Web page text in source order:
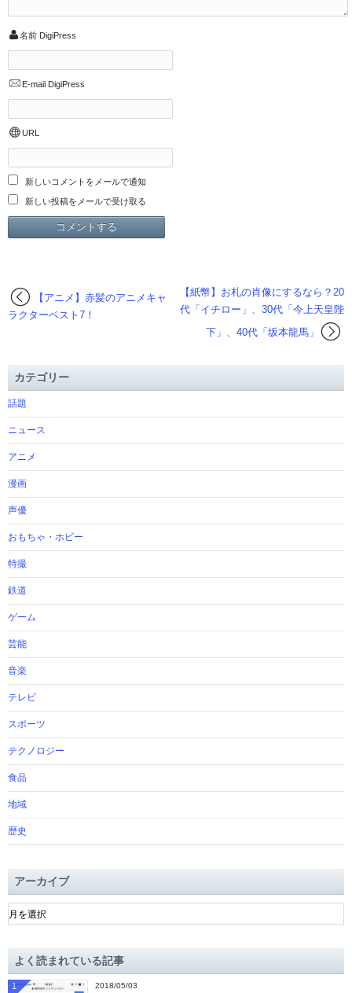
名前 DigiPress
E-mail DigiPress
URL
新しいコメントをメールで通知
新しい投稿をメールで受け取る
【紙幣】お札の肖像にするなら？20
代「イチロー」、30代「今上天皇陛
下」、40代「坂本龍馬」
【アニメ】赤髪のアニメキャ
ラクターベスト7！
カテゴリー
話題
ニュース
アニメ
漫画
声優
おもちゃ・ホビー
特撮
鉄道
ゲーム
芸能
音楽
テレビ
スポーツ
テクノロジー
食品
地域
歴史
アーカイブ
ア
ー
ブよく読まれている記事
2018/05/03
1